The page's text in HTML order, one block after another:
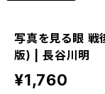
写真を見る眼
版) | 長谷川明
¥1,760